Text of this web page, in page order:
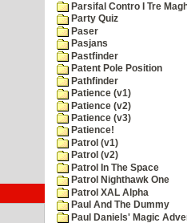
Parsifal Contro I Tre
Party Quiz
Paser
Pasjans
Pastfinder
Patent Pole Position
Pathfinder
Patience (v1)
Patience (v2)
Patience (v3)
Patience!
Patrol (v1)
Patrol (v2)
Patrol In The Space
Patrol Nighthawk One
Patrol XAL Alpha
Paul And The Dummy
Paul Daniels' Magic